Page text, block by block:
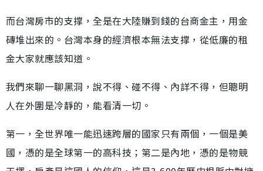
而台灣房市的支撑，全是在大陸賺到錢的台商金主，用金
磚堆出來的。台灣本身的經濟根本無法支撑，從低廉的租
金大家就應該知道。
我們來聊一聊黑洞，說不得、碰不得、內詳不得，但聰明
人在外圍是冷靜的，能看清一切。
第一，全世界唯一能迅速跨層的國家只有兩個，一個是美
國，憑的是全球第一的高科技；第二是內地，憑的是物競